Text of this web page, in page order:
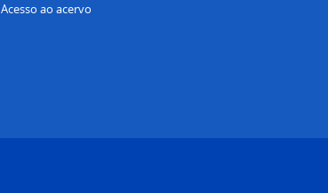
Acesso ao acervo